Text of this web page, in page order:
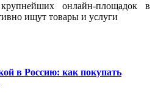
онлайн-площадок в
ищут товары и услуги
в Россию: как покупать